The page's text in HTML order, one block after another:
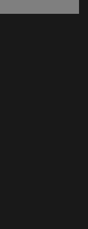
ventana)
ventana)